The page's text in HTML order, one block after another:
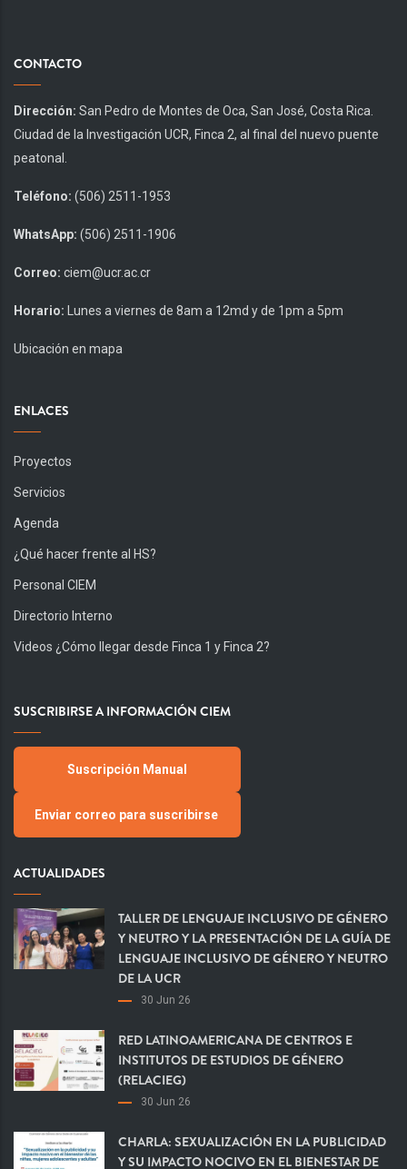
CONTACTO
Dirección: San Pedro de Montes de Oca, San José, Costa Rica.
Ciudad de la Investigación UCR, Finca 2, al final del nuevo puente
peatonal.
Teléfono: (506) 2511-1953
WhatsApp: (506) 2511-1906
Correo: ciem@ucr.ac.cr
Horario: Lunes a viernes de 8am a 12md y de 1pm a 5pm
Ubicación en mapa
ENLACES
Proyectos
Servicios
Agenda
¿Qué hacer frente al HS?
Personal CIEM
Directorio Interno
Videos ¿Cómo llegar desde Finca 1 y Finca 2?
SUSCRIBIRSE A INFORMACIÓN CIEM
Suscripción Manual
Enviar correo para suscribirse
ACTUALIDADES
TALLER DE LENGUAJE INCLUSIVO DE GÉNERO
Y NEUTRO Y LA PRESENTACIÓN DE LA GUÍA DE
LENGUAJE INCLUSIVO DE GÉNERO Y NEUTRO
DE LA UCR
30 Jun 26
RED LATINOAMERICANA DE CENTROS E
INSTITUTOS DE ESTUDIOS DE GÉNERO
(RELACIEG)
30 Jun 26
CHARLA: SEXUALIZACIÓN EN LA PUBLICIDAD
Y SU IMPACTO NOCIVO EN EL BIENESTAR DE